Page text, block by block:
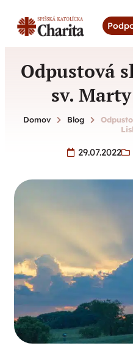
Odpustová
sv.
Domov Blog
29.07.2022